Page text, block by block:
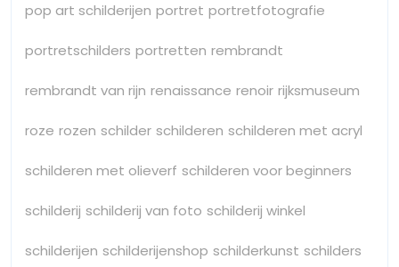
pop art schilderijen portret portretfotografie
portretschilders portretten rembrandt
rembrandt van rijn renaissance renoir rijksmuseum
roze rozen schilder schilderen schilderen met acryl
schilderen met olieverf schilderen voor beginners
schilderij schilderij van foto schilderij winkel
schilderijen schilderijenshop schilderkunst schilders